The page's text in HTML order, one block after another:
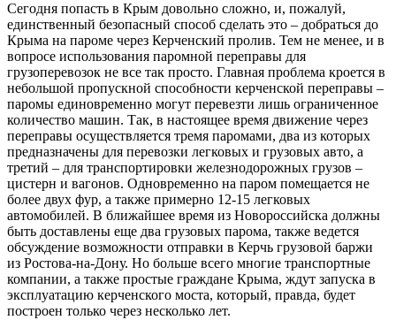
Сегодня попасть в Крым довольно сложно, и, пожалуй,
единственный безопасный способ сделать это – добраться до
Крыма на пароме через Керченский пролив. Тем не менее, и в
вопросе использования паромной переправы для
грузоперевозок не все так просто. Главная проблема кроется в
небольшой пропускной способности керченской переправы –
паромы единовременно могут перевезти лишь ограниченное
количество машин. Так, в настоящее время движение через
переправы осуществляется тремя паромами, два из которых
предназначены для перевозки легковых и грузовых авто, а
третий – для транспортировки железнодорожных грузов –
цистерн и вагонов. Одновременно на паром помещается не
более двух фур, а также примерно 12-15 легковых
автомобилей. В ближайшее время из Новороссийска должны
быть доставлены еще два грузовых парома, также ведется
обсуждение возможности отправки в Керчь грузовой баржи
из Ростова-на-Дону. Но больше всего многие транспортные
компании, а также простые граждане Крыма, ждут запуска в
эксплуатацию керченского моста, который, правда, будет
построен только через несколько лет.